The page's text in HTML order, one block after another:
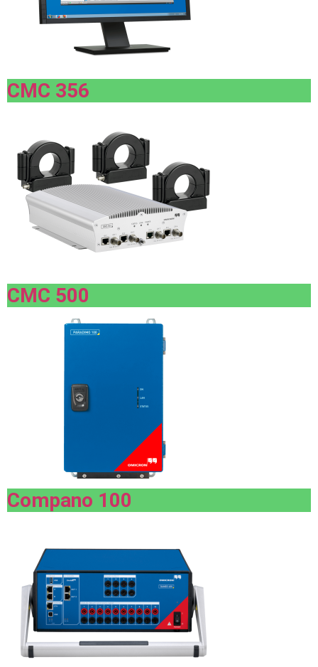
CMC 356
CMC 500
Compano 100